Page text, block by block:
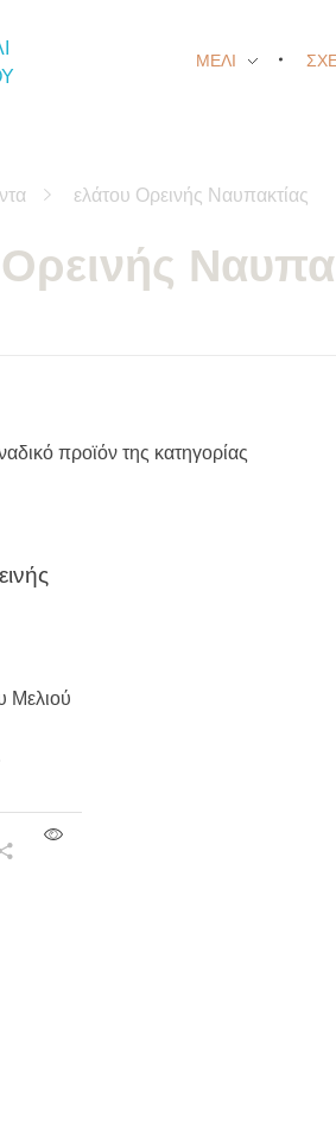
ΜΕΛΙ
ελάτου Ορεινής Ναυπακτίας
προϊόν της κατηγορίας
Μελιού